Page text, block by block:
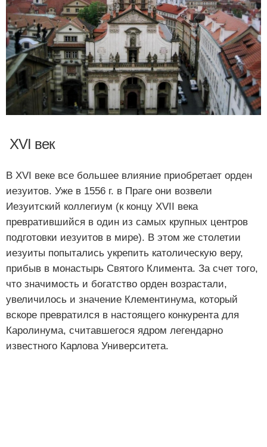
XVI век
В XVI веке все большее влияние приобретает орден
иезуитов. Уже в 1556 г. в Праге они возвели
Иезуитский коллегиум (к концу XVII века
превратившийся в один из самых крупных центров
подготовки иезуитов в мире). В этом же столетии
иезуиты попытались укрепить католическую веру,
прибыв в монастырь Святого Климента. За счет того,
что значимость и богатство орден возрастали,
увеличилось и значение Клементинума, который
вскоре превратился в настоящего конкурента для
Каролинума, считавшегося ядром легендарно
известного Карлова Университета.